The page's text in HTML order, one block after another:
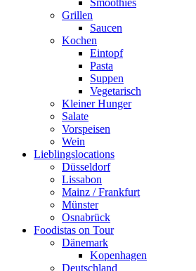
Smoothies
Grillen
Saucen
Kochen
Eintopf
Pasta
Suppen
Vegetarisch
Kleiner Hunger
Salate
Vorspeisen
Wein
Lieblingslocations
Düsseldorf
Lissabon
Mainz / Frankfurt
Münster
Osnabrück
Foodistas on Tour
Dänemark
Kopenhagen
Deutschland